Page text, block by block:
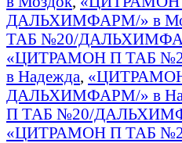
ДАЛЬХИМФАРМ/» в
ТАБ №20/
«ЦИТРАМОН П ТАБ
в Надежда,
ДАЛЬХИМФАРМ/» в
П ТАБ №20/
«ЦИТРАМОН П ТАБ